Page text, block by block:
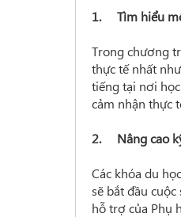
1. Tìm hiểu
Trong chương
thực tế nhất
tiếng tại nơi
cảm nhận thực
2. Nâng cao
Các khóa du
sẽ bắt đầu
hỗ trợ của Phụ